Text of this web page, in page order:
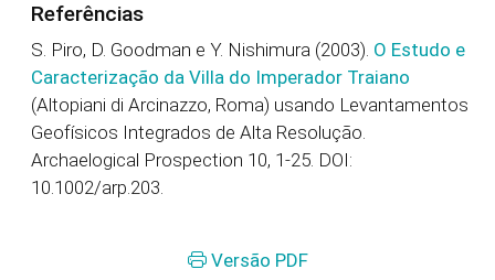
Referências
S. Piro, D. Goodman e Y. Nishimura (2003). O Estudo e
Caracterização da Villa do Imperador Traiano
(Altopiani di Arcinazzo, Roma) usando Levantamentos
Geofísicos Integrados de Alta Resolução.
Archaelogical Prospection 10, 1-25. DOI:
10.1002/arp.203.
Versão PDF